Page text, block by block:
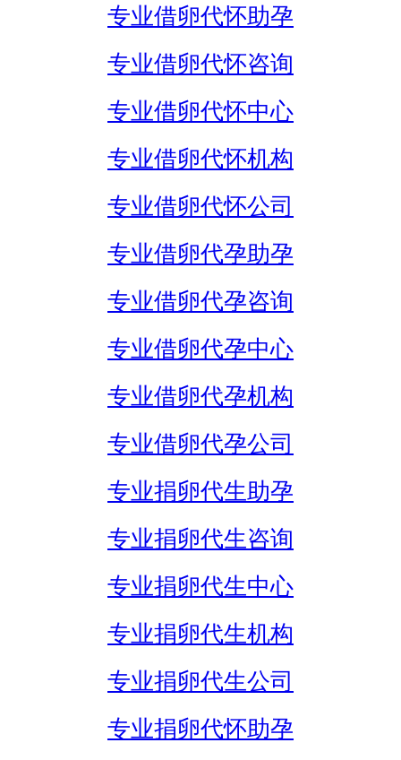
专业借卵代怀助孕
专业借卵代怀咨询
专业借卵代怀中心
专业借卵代怀机构
专业借卵代怀公司
专业借卵代孕助孕
专业借卵代孕咨询
专业借卵代孕中心
专业借卵代孕机构
专业借卵代孕公司
专业捐卵代生助孕
专业捐卵代生咨询
专业捐卵代生中心
专业捐卵代生机构
专业捐卵代生公司
专业捐卵代怀助孕